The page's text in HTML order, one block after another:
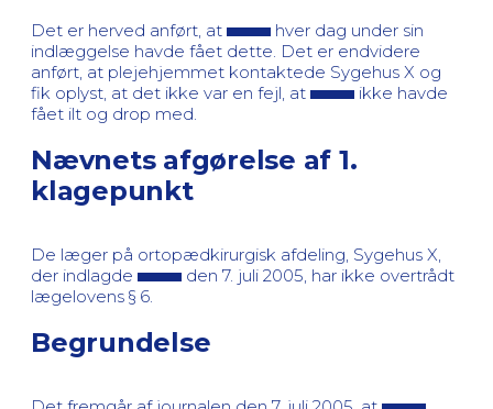
Det er herved anført, at
hver dag under sin
indlæggelse havde fået dette. Det er endvidere
anført, at plejehjemmet kontaktede Sygehus X og
fik oplyst, at det ikke var en fejl, at
ikke havde
fået ilt og drop med.
Nævnets afgørelse af 1.
klagepunkt
De læger på ortopædkirurgisk afdeling, Sygehus X,
der indlagde
den 7. juli 2005, har ikke overtrådt
lægelovens § 6.
Begrundelse